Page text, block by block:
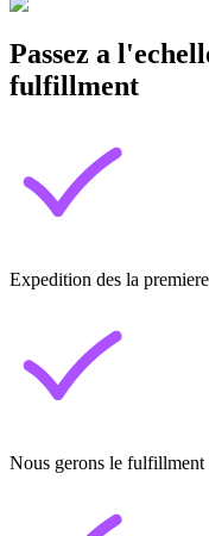
Passez a
fulfillment
Expedition des la
Nous gerons le fulfillment